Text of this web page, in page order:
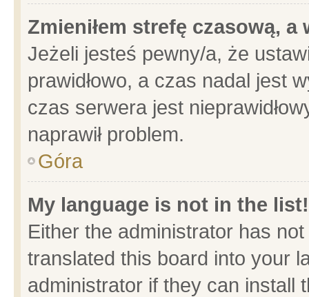
Zmieniłem strefę czasową,
Jeżeli jesteś pewny/a, że
prawidłowo, a czas nadal jest
czas serwera jest
naprawił problem.
Góra
My language is not in the list!
Either the administrator has
translated this board into your
administrator if they can install